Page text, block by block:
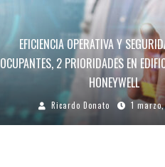
EFICIENCIA OPERATIVA Y
OCUPANTES, 2 PRIORIDADES EN
HONEYWELL
Ricardo Donato 1